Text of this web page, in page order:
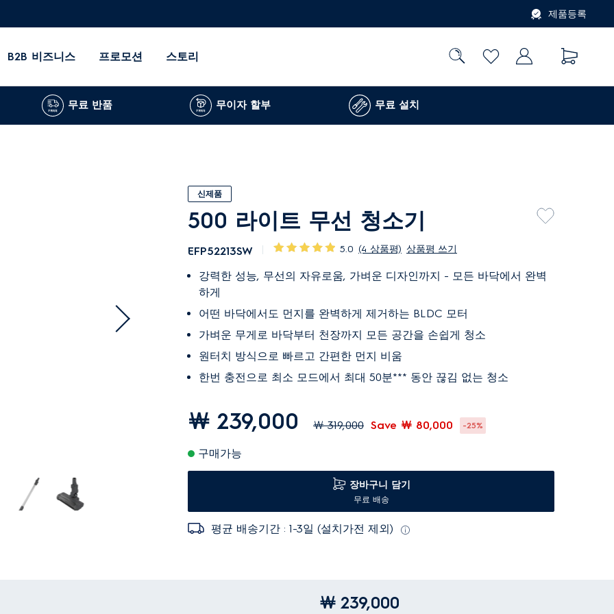
제품등록
B2B 비즈니스 프로모션 스토리
무료 반품 무이자 할부 무료 설치
신제품
500 라이트 무선 청소기
EFP52213SW 5.0 (4 상품평) 상품평 쓰기
강력한 성능, 무선의 자유로움, 가벼운 디자인까지 - 모든 바닥에서 완벽
하게
어떤 바닥에서도 먼지를 완벽하게 제거하는 BLDC 모터
가벼운 무게로 바닥부터 천장까지 모든 공간을 손쉽게 청소
원터치 방식으로 빠르고 간편한 먼지 비움
한번 충전으로 최소 모드에서 최대 50분*** 동안 끊김 없는 청소
￦ 239,000 ￦ 319,000 Save ￦ 80,000 -25%
구매가능
장바구니 담기
무료 배송
평균 배송기간 : 1-3일 (설치가전 제외)
￦ 239,000